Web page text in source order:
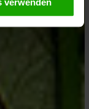
werden